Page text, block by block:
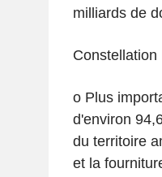
milliards de
Constellation
o Plus
d'environ
du territoire
et la